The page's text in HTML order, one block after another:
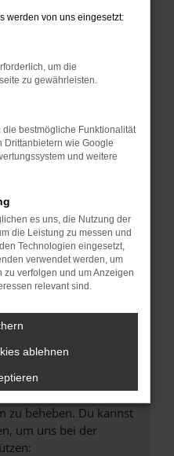
zum Beispiel deine
wie Werbeblocker,
die Seite in einem
in einem privaten
Browser und dein
neuesten Stand
nicht nur ein
Funktionen nicht mehr
Schritte versucht
Wir werden
zu beheben. Du kannst
um uns bei der
werden von uns eingesetzt:
um die
zu gewährleisten.
bestmögliche Funktionalität
Drittanbietern wie Google
und weitere
es uns, die Nutzung der
die Leistung zu messen und
Technologien eingesetzt,
verwendet werden, um
verfolgen und um Anzeigen
relevant sind.
ablehnen